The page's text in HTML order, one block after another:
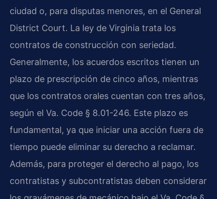
ciudad o, para disputas menores, en el General
District Court. La ley de Virginia trata los
contratos de construcción con seriedad.
Generalmente, los acuerdos escritos tienen un
plazo de prescripción de cinco años, mientras
que los contratos orales cuentan con tres años,
según el Va. Code § 8.01-246. Este plazo es
fundamental, ya que iniciar una acción fuera de
tiempo puede eliminar su derecho a reclamar.
Además, para proteger el derecho al pago, los
contratistas y subcontratistas deben considerar